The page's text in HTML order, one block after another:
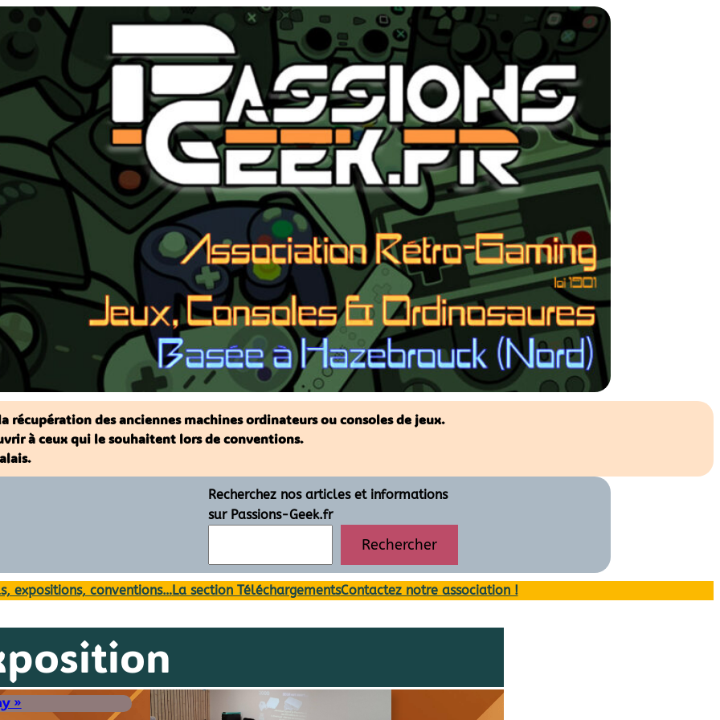
récupération des anciennes machines ordinateurs ou consoles de jeux.
à ceux qui le souhaitent lors de conventions.
Recherchez nos articles et informations
sur Passions-Geek.fr
Rechercher
expositions, conventions…La section TéléchargementsContactez notre association !
»